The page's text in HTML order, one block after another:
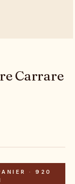
Carrare
·
920